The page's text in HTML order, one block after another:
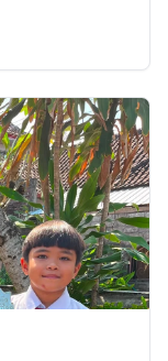
resep
pangan
bergizi,